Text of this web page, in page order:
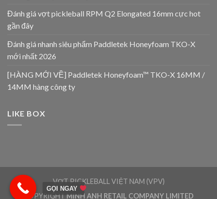
Đánh giá vợt pickleball RPM Q2 Elongated 16mm cực hot
gần đây
Đánh giá nhanh siêu phẩm Paddletek Honeyfoam TKO-X
mới nhất 2026
[HÀNG MỚI VỀ] Paddletek Honeyfoam™ TKO-X 16MM /
14MM hàng công ty
LIKE BOX
VỢT PICKLEBALL VIỆT NAM (VPV)
COPYRIGHT MINH ANH RETAIL COMPANY LIMITED
GỌI NGAY